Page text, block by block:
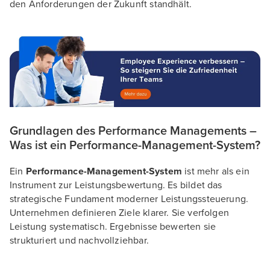
den Anforderungen der Zukunft standhält.
Grundlagen des Performance Managements –
Was ist ein Performance-Management-System?
Ein Performance-Management-System ist mehr als ein
Instrument zur Leistungsbewertung. Es bildet das
strategische Fundament moderner Leistungssteuerung.
Unternehmen definieren Ziele klarer. Sie verfolgen
Leistung systematisch. Ergebnisse bewerten sie
strukturiert und nachvollziehbar.